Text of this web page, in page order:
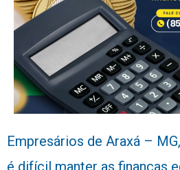
Empresários de Araxá –
é difícil manter as finanças